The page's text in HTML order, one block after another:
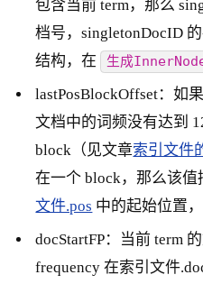
包含当前 term，那么
档号，singletonDocID
结构，在
生成
lastPosBlockOffset：如
文档中的词频没有达到
block（见文章索引文件
在一个 block，那么该
文件.pos 中的起始位置
docStartFP：当前 term
frequency 在索引文件